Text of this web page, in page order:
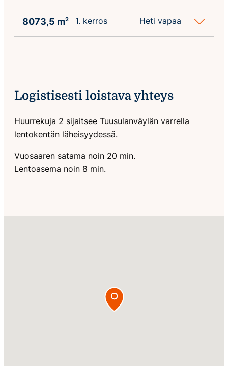
8073,5 m2 1. kerros Heti vapaa
Logistisesti loistava yhteys
Huurrekuja 2 sijaitsee Tuusulanväylän varrella
lentokentän läheisyydessä.
Vuosaaren satama noin 20 min.
Lentoasema noin 8 min.